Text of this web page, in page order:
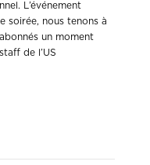
L’événement
soirée, nous tenons à
un moment
de l’US